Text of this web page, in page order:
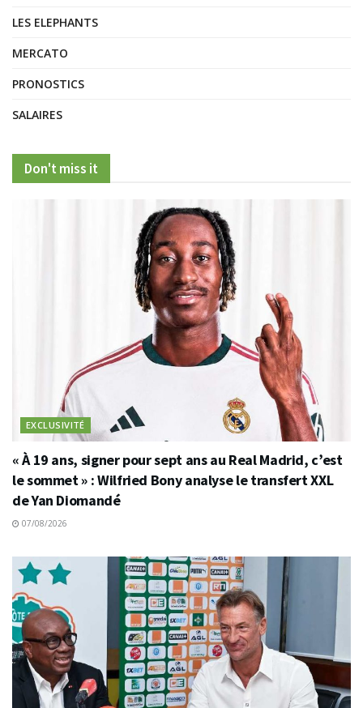
LES ELEPHANTS
MERCATO
PRONOSTICS
SALAIRES
Don't miss it
EXCLUSIVITÉ
« À 19 ans, signer pour sept ans au Real Madrid, c’est
le sommet » : Wilfried Bony analyse le transfert XXL
de Yan Diomandé
07/08/2026